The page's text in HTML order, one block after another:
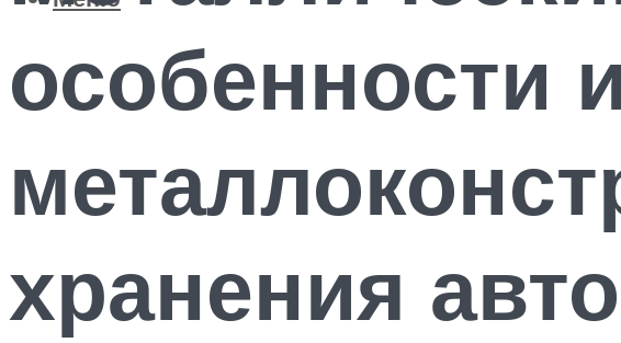
особенности
хранения